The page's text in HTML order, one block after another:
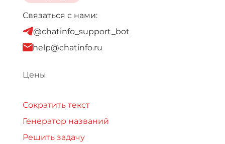
Связаться с нами:
@chatinfo_support_bot
help@chatinfo.ru
Цены
Сократить текст
Генератор названий
Решить задачу